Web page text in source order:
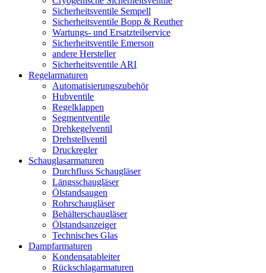
Sicherheitsventile Sempell
Sicherheitsventile Bopp & Reuther
Wartungs- und Ersatzteilservice
Sicherheitsventile Emerson
andere Hersteller
Sicherheitsventile ARI
Regelarmaturen
Automatisierungszubehör
Hubventile
Regelklappen
Segmentventile
Drehkegelventil
Drehstellventil
Druckregler
Schauglas­armaturen
Durchfluss Schaugläser
Längsschaugläser
Ölstandsaugen
Rohrschaugläser
Behälterschaugläser
Ölstandsanzeiger
Technisches Glas
Dampfarmaturen
Kondensatableiter
Rückschlagarmaturen